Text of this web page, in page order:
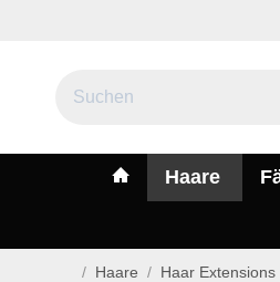
Haare
/ Haare / Haar Extensions